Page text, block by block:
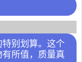
别划算。这个
所值，质量真